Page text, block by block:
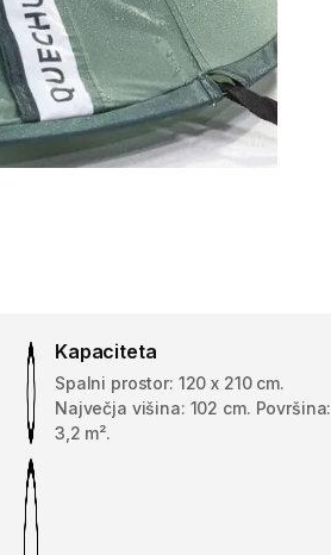
Kapaciteta
Spalni prostor: 120 x 210 cm.
Največja višina: 102 cm. Površina:
3,2 m².